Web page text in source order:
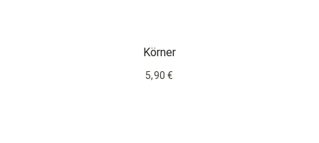
Körner
5,90 €